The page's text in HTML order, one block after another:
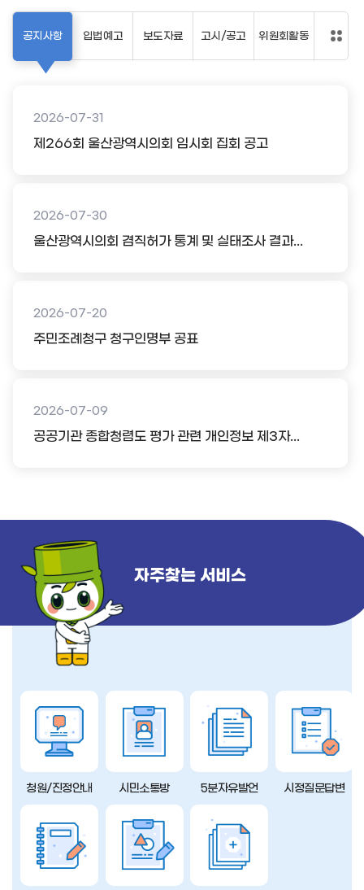
공지사항
2026-07-31
제266회 울산광역시의회 임시회 집회 공고
2026-07-30
울산광역시의회 겸직허가 통계 및 실태조사 결과...
2026-07-20
주민조례청구 청구인명부 공표
2026-07-09
공공기관 종합청렴도 평가 관련 개인정보 제3자...
입법예고 보도자료 고시/공고 위원회활동
자주찾는 서비스
청원/진정안내 시민소통방 5분자유발언 시정질문답변